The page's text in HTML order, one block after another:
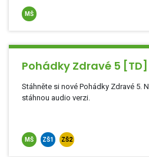
MŠ
Pohádky Zdravé 5 [TD]
Stáhněte si nové Pohádky Zdravé 5.
stáhnou audio verzi.
MŠ ZŠ1 ZŠ2